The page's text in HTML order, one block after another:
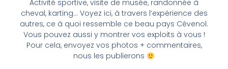
Activité sportive, visite de musée, randonnée à
cheval, karting… Voyez ici, à travers l’expérience des
autres, ce à quoi ressemble ce beau pays Cévenol.
Vous pouvez aussi y montrer vos exploits à vous !
Pour cela, envoyez vos photos + commentaires,
nous les publierons